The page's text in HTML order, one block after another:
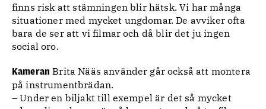
finns risk att stämningen blir hätsk. Vi har många
situationer med mycket ungdomar. De avviker ofta
bara de ser att vi filmar och då blir det ju ingen
social oro.
Kameran Brita Nääs använder går också att montera
på instrumentbrädan.
– Under en biljakt till exempel är det så mycket